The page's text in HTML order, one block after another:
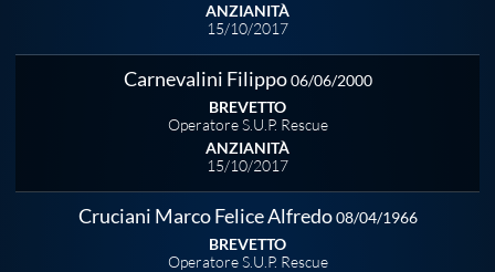
Centri Federali
Protezione Civile
ANZIANITÀ
15/10/2017
Carnevalini Filippo06/06/2000
BREVETTO
Operatore S.U.P. Rescue
ANZIANITÀ
15/10/2017
Cruciani Marco Felice Alfredo08/04/1966
BREVETTO
Operatore S.U.P. Rescue